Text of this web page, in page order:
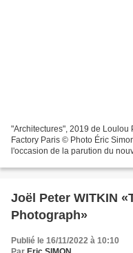
"Architectures", 2019 de Loulou
Factory Paris © Photo Éric
l'occasion de la parution du
Joël Peter WITKIN
Photograph»
Publié le 16/11/2022 à 10:10